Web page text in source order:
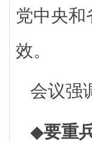
党中央
效。
会议
◆要重